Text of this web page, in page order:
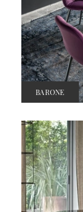
BARONE